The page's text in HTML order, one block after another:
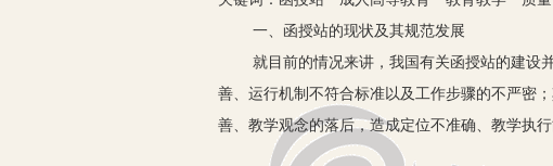
一、函授站的现状及其规范发展
就目前的情况来讲，我国有关函授站的建设
善、运行机制不符合标准以及工作步骤的不严密
善、教学观念的落后，造成定位不准确、教学执
目前，党中央根据我国的具体国情提出了“